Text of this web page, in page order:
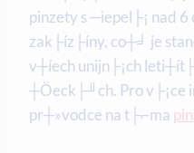
pinzety s ─ìepel├¡ nad 6
zak├íz├íny, co┼╛ je
v┼íech unijn├¡ch
┼Öeck├╜ch. Pro v├¡ce
pr┼»vodce na t├⌐ma